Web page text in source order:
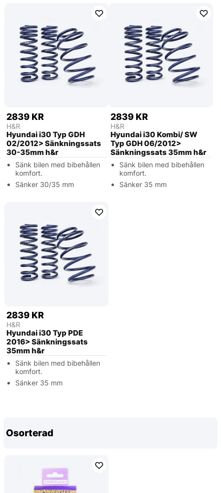
2839 KR
H&R
Hyundai i30 Typ GDH
02/2012> Sänkningssats
30-35mm h&r
Sänk bilen med bibehållen
komfort.
Sänker 30/35 mm
2839 KR
H&R
Hyundai i30 Kombi/ SW
Typ GDH 06/2012>
Sänkningssats 35mm h&r
Sänk bilen med bibehållen
komfort.
Sänker 35 mm
2839 KR
H&R
Hyundai i30 Typ PDE
2016> Sänkningssats
35mm h&r
Sänk bilen med bibehållen
komfort.
Sänker 35 mm
Osorterad